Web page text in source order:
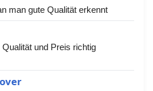
man gute Qualität erkennt
und Preis richtig